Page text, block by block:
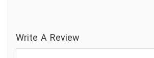
Write A Review